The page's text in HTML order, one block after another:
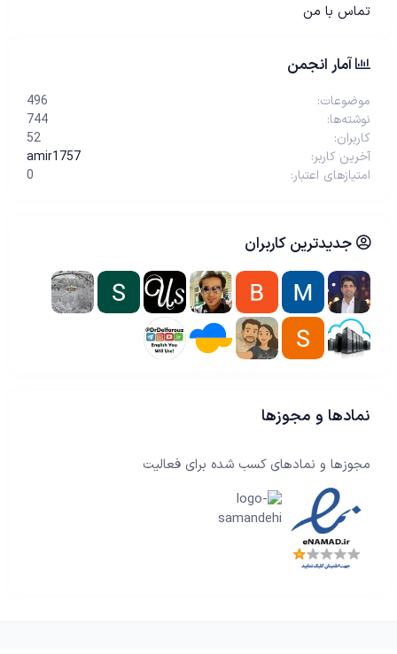
تماس با من
آمار انجمن
موضوعات
496
نوشته‌ها
744
کاربران
52
آخرین کاربر
amir1757
امتیازهای اعتبار
0
جدیدترین کاربران
نمادها و مجوزها
مجوزها و نمادهای کسب شده برای فعالیت